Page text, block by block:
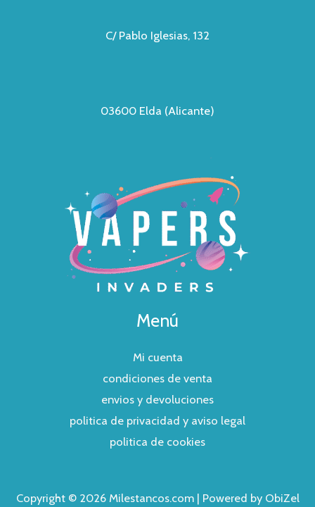
C/ Pablo Iglesias, 132
03600 Elda (Alicante)
Menú
Mi cuenta
condiciones de venta
envios y devoluciones
politica de privacidad y aviso legal
politica de cookies
Copyright © 2026 Milestancos.com | Powered by ObiZel